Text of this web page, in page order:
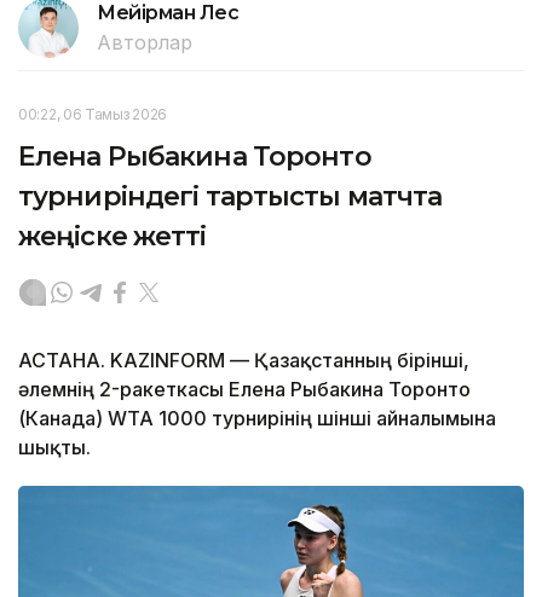
Мейірман Лес
Авторлар
00:22, 06 Тамыз 2026
Елена Рыбакина Торонто
турниріндегі тартысты матчта
жеңіске жетті
АСТАНА. KAZINFORM — Қазақстанның бірінші,
әлемнің 2-ракеткасы Елена Рыбакина Торонто
(Канада) WTA 1000 турнирінің үшінші айналымына
шықты.